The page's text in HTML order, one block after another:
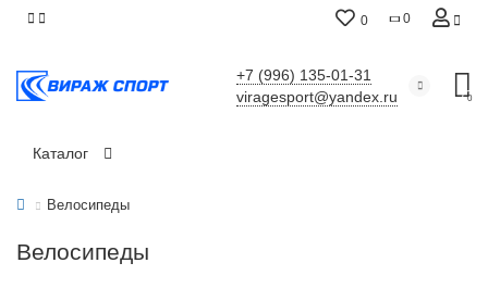
0
0
+7 (996) 135-01-31
viragesport@yandex.ru
0
Каталог
Велосипеды
Велосипеды